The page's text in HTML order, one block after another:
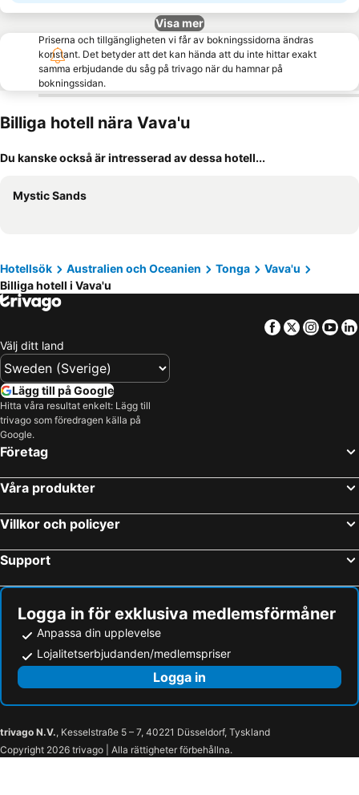
Visa mer
Priserna och tillgängligheten vi får av bokningssidorna ändras
konstant. Det betyder att det kan hända att du inte hittar exakt
samma erbjudande du såg på trivago när du hamnar på
bokningssidan.
Billiga hotell nära Vava'u
Du kanske också är intresserad av dessa hotell...
Mystic Sands
Hotellsök Australien och Oceanien Tonga
Vava'u
Billiga hotell i Vava'u
Facebook
Twitter
Välj ditt land
Lägg till på Google
Hitta våra resultat enkelt: Lägg till
trivago som föredragen källa på
Google.
Företag
Våra produkter
Villkor och policyer
Support
Logga in för exklusiva medlemsförmåner
Anpassa din upplevelse
Lojalitetserbjudanden/medlemspriser
Logga in
trivago N.V., Kesselstraße 5 – 7, 40221 Düsseldorf, Tyskland
Copyright 2026 trivago | Alla rättigheter förbehållna.